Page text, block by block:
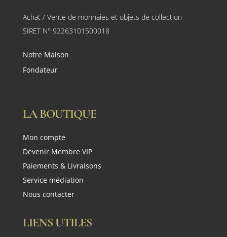
Achat / Vente de monnaies et objets de collection
SIRET N° 92263101500018
Notre Maison
Fondateur
LA BOUTIQUE
Mon compte
Devenir Membre VIP
Paiements & Livraisons
Service médiation
Nous contacter
LIENS UTILES